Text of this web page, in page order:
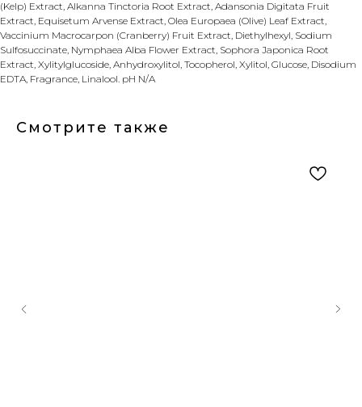
(Kelp) Extract, Alkanna Tinctoria Root Extract, Adansonia Digitata Fruit
Extract, Equisetum Arvense Extract, Olea Europaea (Olive) Leaf Extract,
Vaccinium Macrocarpon (Cranberry) Fruit Extract, Diethylhexyl, Sodium
Sulfosuccinate, Nymphaea Alba Flower Extract, Sophora Japonica Root
Extract, Xylitylglucoside, Anhydroxylitol, Tocopherol, Xylitol, Glucose, Disodium
EDTA, Fragrance, Linalool. pH N/A
Смотрите также